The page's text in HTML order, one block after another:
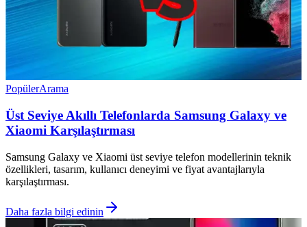
PopülerArama
Üst Seviye Akıllı Telefonlarda Samsung Galaxy ve
Xiaomi Karşılaştırması
Samsung Galaxy ve Xiaomi üst seviye telefon modellerinin teknik
özellikleri, tasarım, kullanıcı deneyimi ve fiyat avantajlarıyla
karşılaştırması.
Daha fazla bilgi edinin